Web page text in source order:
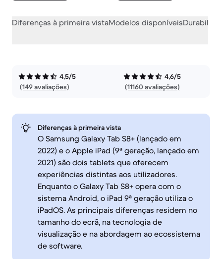
Diferenças à primeira vistaModelos disponíveis
4,5/5
(149 avaliações)
4,6/5
(11160 avaliações)
Diferenças à primeira vista
O Samsung Galaxy Tab S8+ (lançado em
2022) e o Apple iPad (9ª geração, lançado em
2021) são dois tablets que oferecem
experiências distintas aos utilizadores.
Enquanto o Galaxy Tab S8+ opera com o
sistema Android, o iPad 9ª geração utiliza o
iPadOS. As principais diferenças residem no
tamanho do ecrã, na tecnologia de
visualização e na abordagem ao ecossistema
de software.